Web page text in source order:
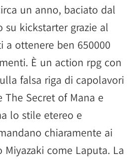
un anno, baciato dal
su kickstarter grazie al
a ottenere ben 650000
È un action rpg con
falsa riga di capolavori
The Secret of Mana e
lo stile etereo e
chiaramente ai
come Laputa. La